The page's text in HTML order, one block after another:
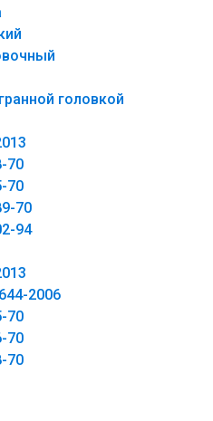
головкой
70
70
70
94
2006
70
70
70